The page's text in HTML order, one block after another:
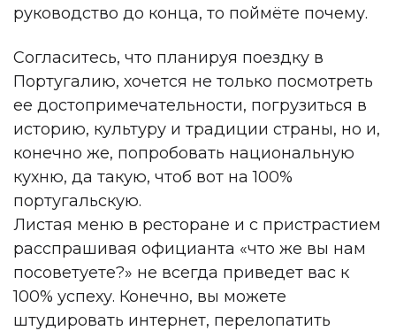
руководство до конца, то поймёте почему.
Согласитесь, что планируя поездку в
Португалию, хочется не только посмотреть
ее достопримечательности, погрузиться в
историю, культуру и традиции страны, но и,
конечно же, попробовать национальную
кухню, да такую, чтоб вот на 100%
португальскую.
Листая меню в ресторане и с пристрастием
расспрашивая официанта «что же вы нам
посоветуете?» не всегда приведет вас к
100% успеху. Конечно, вы можете
штудировать интернет, перелопатить